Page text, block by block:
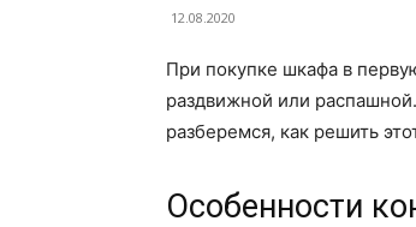
и
ремонта
12.08.2020
При покупке шкафа в
раздвижной или
разберемся, как решить
Особенности